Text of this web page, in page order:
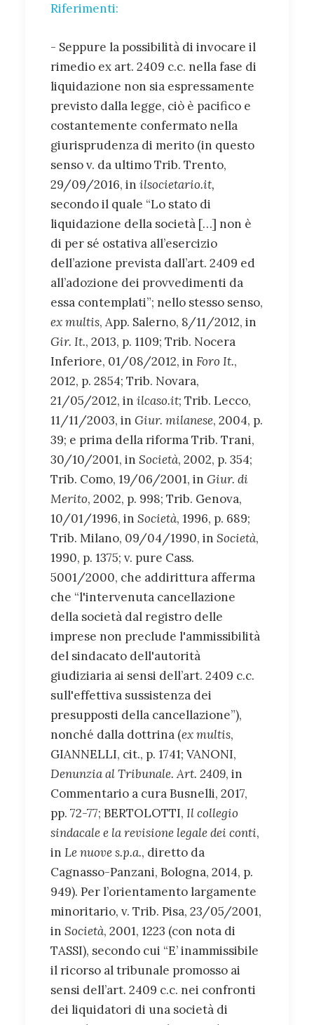
Riferimenti:
- Seppure la possibilità di invocare il
rimedio ex art. 2409 c.c. nella fase di
liquidazione non sia espressamente
previsto dalla legge, ciò è pacifico e
costantemente confermato nella
giurisprudenza di merito (in questo
senso v. da ultimo Trib. Trento,
29/09/2016, in ilsocietario.it,
secondo il quale “Lo stato di
liquidazione della società […] non è
di per sé ostativa all’esercizio
dell’azione prevista dall’art. 2409 ed
all’adozione dei provvedimenti da
essa contemplati”; nello stesso senso,
ex multis, App. Salerno, 8/11/2012, in
Gir. It., 2013, p. 1109; Trib. Nocera
Inferiore, 01/08/2012, in Foro It.,
2012, p. 2854; Trib. Novara,
21/05/2012, in ilcaso.it; Trib. Lecco,
11/11/2003, in Giur. milanese, 2004, p.
39; e prima della riforma Trib. Trani,
30/10/2001, in Società, 2002, p. 354;
Trib. Como, 19/06/2001, in Giur. di
Merito, 2002, p. 998; Trib. Genova,
10/01/1996, in Società, 1996, p. 689;
Trib. Milano, 09/04/1990, in Società,
1990, p. 1375; v. pure Cass.
5001/2000, che addirittura afferma
che “l'intervenuta cancellazione
della società dal registro delle
imprese non preclude l'ammissibilità
del sindacato dell'autorità
giudiziaria ai sensi dell’art. 2409 c.c.
sull'effettiva sussistenza dei
presupposti della cancellazione”),
nonché dalla dottrina (ex multis,
GIANNELLI, cit., p. 1741; VANONI,
Denunzia al Tribunale. Art. 2409, in
Commentario a cura Busnelli, 2017,
pp. 72-77; BERTOLOTTI, Il collegio
sindacale e la revisione legale dei conti,
in Le nuove s.p.a., diretto da
Cagnasso-Panzani, Bologna, 2014, p.
949). Per l’orientamento largamente
minoritario, v. Trib. Pisa, 23/05/2001,
in Società, 2001, 1223 (con nota di
TASSI), secondo cui “E’ inammissibile
il ricorso al tribunale promosso ai
sensi dell’art. 2409 c.c. nei confronti
dei liquidatori di una società di